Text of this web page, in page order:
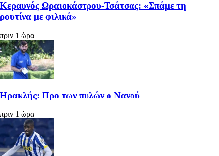
Κεραυνός Ωραιοκάστρου-Τσάτσας: «Σπάμε τη
ρουτίνα με φιλικά»
πριν 1 ώρα
Ηρακλής: Προ των πυλών ο Νανού
πριν 1 ώρα